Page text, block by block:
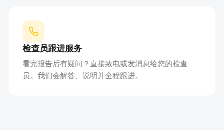
检查员跟进服务
看完报告后有疑问？直接致电或发消息给您的检查
员。我们会解答、说明并全程跟进。